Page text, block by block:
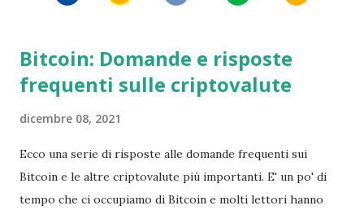
Bitcoin: Domande e risposte
frequenti sulle criptovalute
dicembre 08, 2021
Ecco una serie di risposte alle domande frequenti sui
Bitcoin e le altre criptovalute più importanti. E' un po' di
tempo che ci occupiamo di Bitcoin e molti lettori hanno